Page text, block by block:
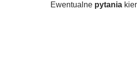
Ewentualne pytania